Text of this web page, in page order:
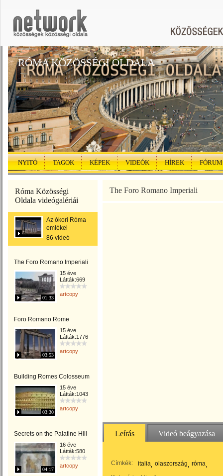
RÓMA KÖZÖSSÉGI OLDALA
NYITÓ TAGOK KÉPEK VIDEÓK HÍREK FÓRUM
Róma Közösségi
Oldala videógalériái
Az ókori Róma
emlékei
86 videó
The Foro Romano Imperiali
01:33
15 éve
Látták:669
artcopy
Foro Romano Rome
03:53
15 éve
Látták:1776
artcopy
Building Romes Colosseum
03:30
15 éve
Látták:1043
artcopy
Secrets on the Palatine Hill
04:17
16 éve
Látták:580
artcopy
The Foro Romano Imperiali
Leírás Videó beágyazása
Címkék: italia olaszország
róma